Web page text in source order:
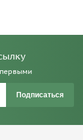
Подписаться